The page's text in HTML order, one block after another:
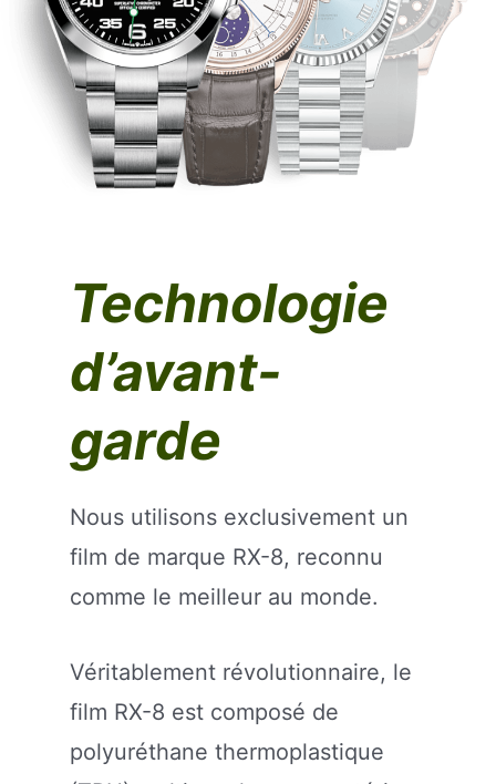
Technologie
d’avant-
garde
Nous utilisons exclusivement un
film de marque RX-8, reconnu
comme le meilleur au monde.
Véritablement révolutionnaire, le
film RX-8 est composé de
polyuréthane thermoplastique